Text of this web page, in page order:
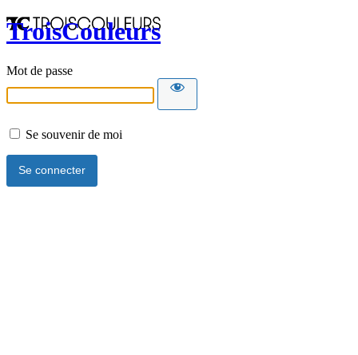
TroisCouleurs
Mot de passe
Se souvenir de moi